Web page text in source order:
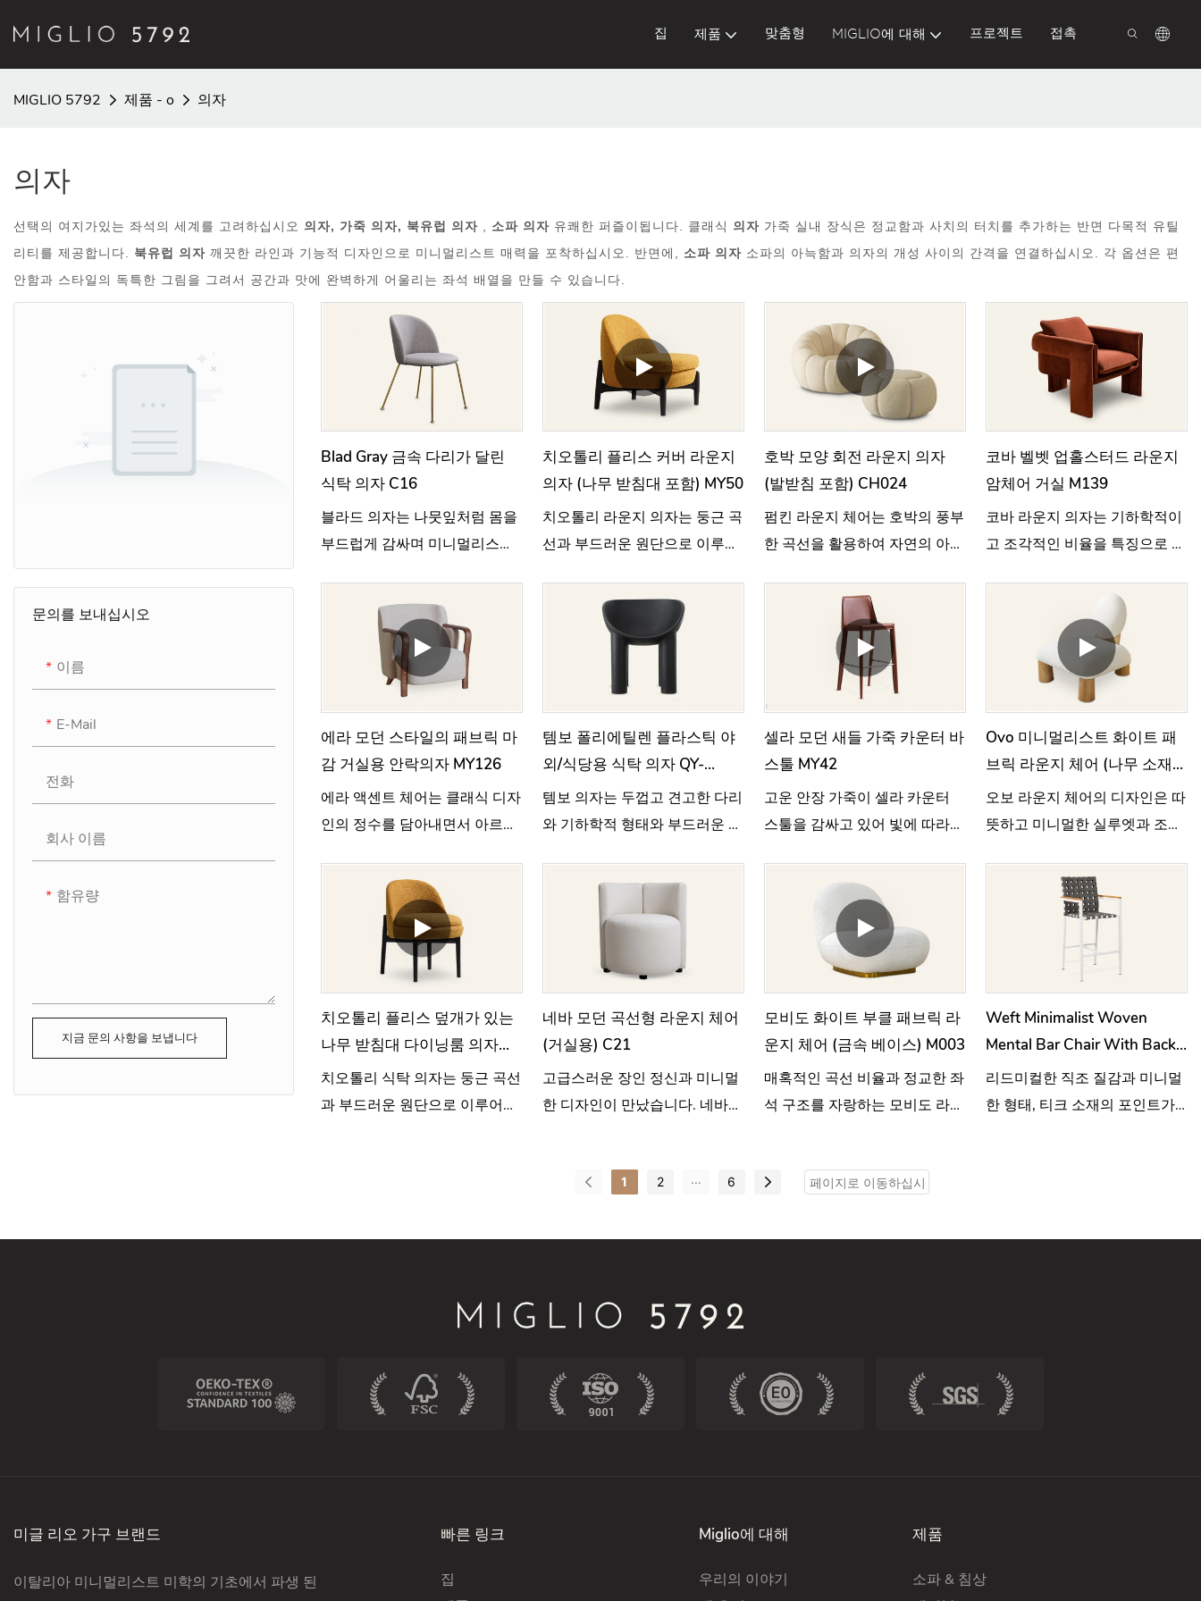
집 제품 맞춤형 MIGLIO에 대해 프로젝트 접촉
MIGLIO 5792 제품 - o 의자
의자
선택의 여지가있는 좌석의 세계를 고려하십시오 의자, 가죽 의자, 북유럽 의자 소파 의자 유쾌한 퍼즐이됩니다. 클래식 의자 가죽 실내 장식은 정교함과 사치의 터치를 추가하는 반면 다목적 유틸
리티를 제공합니다. 북유럽 의자 깨끗한 라인과 기능적 디자인으로 미니멀리스트 매력을 포착하십시오. 반면에, 소파 의자 소파의 아늑함과 의자의 개성 사이의 간격을 연결하십시오. 각 옵션은 편
안함과 스타일의 독특한 그림을 그려서 공간과 맛에 완벽하게 어울리는 좌석 배열을 만들 수 있습니다.
문의를 보내십시오
이름
E-Mail
전화
회사 이름
함유량
지금 문의 사항을 보냅니다
Blad Gray 금속 다리가 달린
식탁 의자 C16
블라드 의자는 나뭇잎처럼 몸을
부드럽게 감싸며 미니멀리스트
치오톨리 플리스 커버 라운지
의자 (나무 받침대 포함) MY50
치오톨리 라운지 의자는 둥근 곡
선과 부드러운 원단으로 이루어
우아하고 따뜻한 느낌을 줍니다.
호박 모양 회전 라운지 의자
(발받침 포함) CH024
펌킨 라운지 체어는 호박의 풍부
한 곡선을 활용하여 자연의 아름
를 이루는 디자인으로 재탄생시
코바 벨벳 업홀스터드 라운지
암체어 거실 M139
코바 라운지 의자는 기하학적이
고 조각적인 비율을 특징으로 하
된 구조적 디자인이 결합되었습
에라 모던 스타일의 패브릭 마
감 거실용 안락의자 MY126
에라 액센트 체어는 클래식 디자
인의 정수를 담아내면서 아르데
관점에서 재해석했습니다.
템보 폴리에틸렌 플라스틱 야
외/식당용 식탁 의자 QY-
A22034
템보 의자는 두껍고 견고한 다리
와 기하학적 형태와 부드러운 형
성을 자아냅니다.
셀라 모던 새들 가죽 카운터 바
스툴 MY42
고운 안장 가죽이 셀라 카운터
스툴을 감싸고 있어 빛에 따라
엣을 만들어냅니다.
Ovo 미니멀리스트 화이트 패
브릭 라운지 체어 (나무 소재)
CH023
오보 라운지 체어의 디자인은 따
뜻하고 미니멀한 실루엣과 조각
을 조성하고, 궁극적으로 세련되
면서도 활기 넘치는 균형을 이루
치오톨리 플리스 덮개가 있는
나무 받침대 다이닝룸 의자
MY51
치오톨리 식탁 의자는 둥근 곡선
과 부드러운 원단으로 이루어진
네바 모던 곡선형 라운지 체어
(거실용) C21
고급스러운 장인 정신과 미니멀
한 디자인이 만났습니다. 네바
사합니다.
모비도 화이트 부클 패브릭 라
운지 체어 (금속 베이스) M003
매혹적인 곡선 비율과 정교한 좌
석 구조를 자랑하는 모비도 라운
다.
Weft Minimalist Woven
Mental Bar Chair With Back
For Outdoor HC22
리드미컬한 직조 질감과 미니멀
한 형태, 티크 소재의 포인트가
1 2 ... 6
미글 리오 가구 브랜드
이탈리아 미니멀리스트 미학의 기초에서 파생 된
빠른 링크
집
Miglio에 대해
우리의 이야기
제품
소파 & 침상